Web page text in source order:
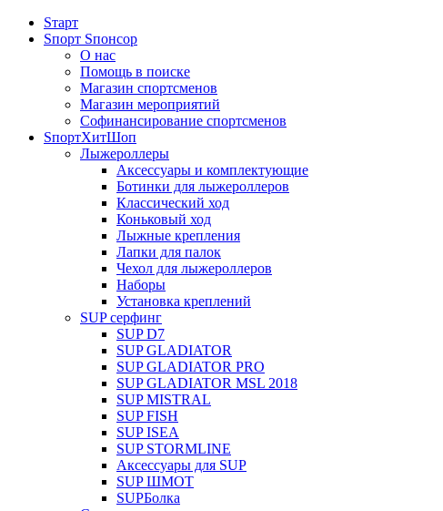
Sтарт
Sпорт Sпонсор
О нас
Помощь в поиске
Магазин спортсменов
Магазин мероприятий
Софинансирование спортсменов
SпортХитШоп
Лыжероллеры
Аксессуары и комплектующие
Ботинки для лыжероллеров
Классический ход
Коньковый ход
Лыжные крепления
Лапки для палок
Чехол для лыжероллеров
Наборы
Установка креплений
SUP серфинг
SUP D7
SUP GLADIATOR
SUP GLADIATOR PRO
SUP GLADIATOR MSL 2018
SUP MISTRAL
SUP FISH
SUP ISEA
SUP STORMLINE
Аксессуары для SUP
SUP ШМОТ
SUPБолка